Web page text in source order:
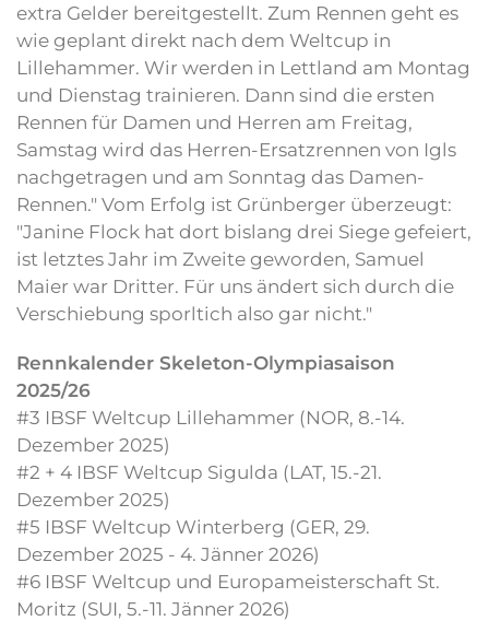
extra Gelder bereitgestellt. Zum Rennen geht es
wie geplant direkt nach dem Weltcup in
Lillehammer. Wir werden in Lettland am Montag
und Dienstag trainieren. Dann sind die ersten
Rennen für Damen und Herren am Freitag,
Samstag wird das Herren-Ersatzrennen von Igls
nachgetragen und am Sonntag das Damen-
Rennen." Vom Erfolg ist Grünberger überzeugt:
"Janine Flock hat dort bislang drei Siege gefeiert,
ist letztes Jahr im Zweite geworden, Samuel
Maier war Dritter. Für uns ändert sich durch die
Verschiebung sporltich also gar nicht."
Rennkalender Skeleton-Olympiasaison
2025/26
#3 IBSF Weltcup Lillehammer (NOR, 8.-14.
Dezember 2025)
#2 + 4 IBSF Weltcup Sigulda (LAT, 15.-21.
Dezember 2025)
#5 IBSF Weltcup Winterberg (GER, 29.
Dezember 2025 - 4. Jänner 2026)
#6 IBSF Weltcup und Europameisterschaft St.
Moritz (SUI, 5.-11. Jänner 2026)